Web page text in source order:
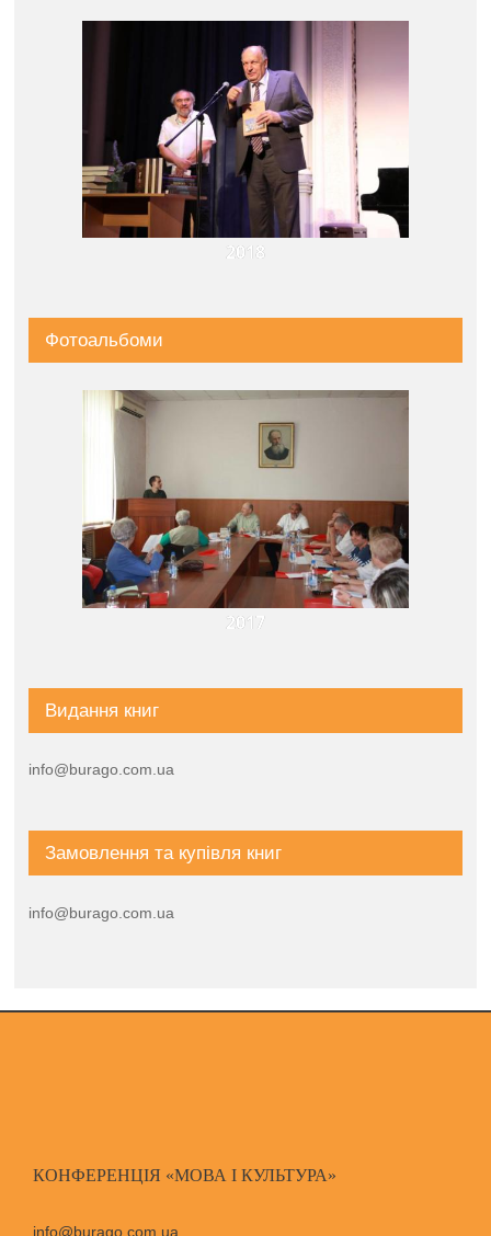
2018
Фотоальбоми
2017
Видання книг
info@burago.com.ua
Замовлення та купівля книг
info@burago.com.ua
КОНФЕРЕНЦІЯ «МОВА І КУЛЬТУРА»
info@burago.com.ua